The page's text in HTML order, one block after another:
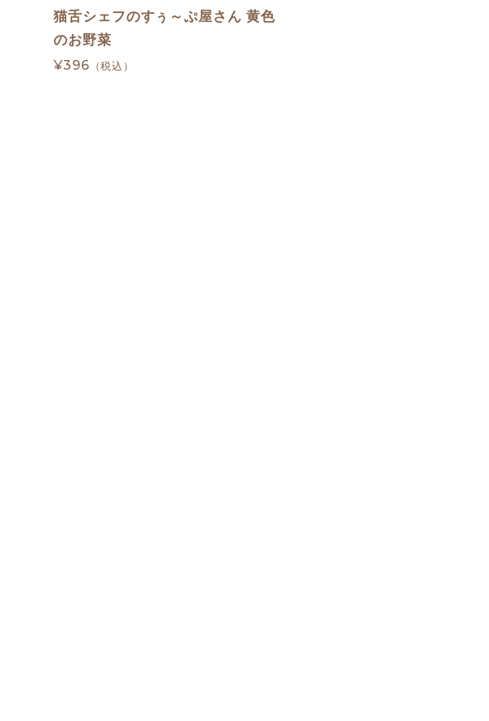
猫舌シェフのすぅ～ぷ屋さん 黄色
のお野菜
¥396 （税込）